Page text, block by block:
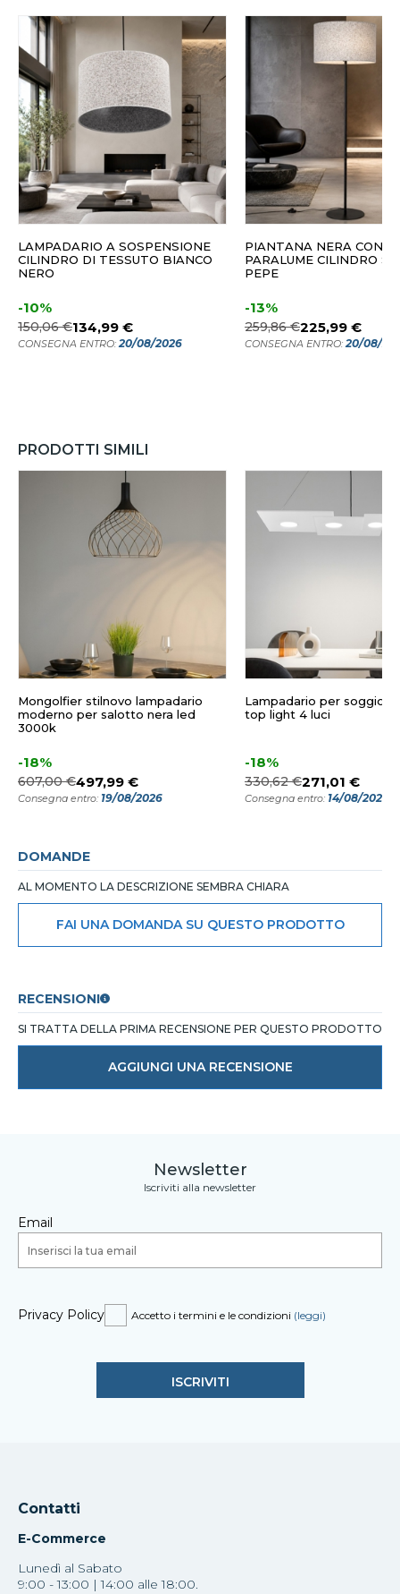
LAMPADARIO A SOSPENSIONE
CILINDRO DI TESSUTO BIANCO
NERO
-10%
150,06 €134,99 €
CONSEGNA ENTRO:20/08/2026
PIANTANA NERA CON
PARALUME CILINDRO
PEPE
-13%
259,86 €225,99 €
CONSEGNA ENTRO:20/08/
PRODOTTI SIMILI
Mongolfier stilnovo lampadario
moderno per salotto nera led
3000k
-18%
607,00 €497,99 €
Consegna entro: 19/08/2026
Lampadario per
top light 4 luci
-18%
330,62 €271,01 €
Consegna entro: 14/08/2026
DOMANDE
AL MOMENTO LA DESCRIZIONE SEMBRA CHIARA
FAI UNA DOMANDA SU QUESTO PRODOTTO
RECENSIONI
SI TRATTA DELLA PRIMA RECENSIONE PER QUESTO PRODOTTO
AGGIUNGI UNA RECENSIONE
Newsletter
Iscriviti alla newsletter
Email
Privacy Policy Accetto i termini e le condizioni (leggi)
Contatti
E-Commerce
Lunedì al Sabato
9:00 - 13:00 | 14:00 alle 18:00.